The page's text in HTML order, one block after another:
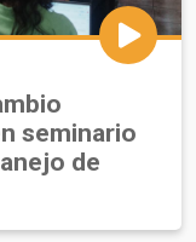
seminario
de